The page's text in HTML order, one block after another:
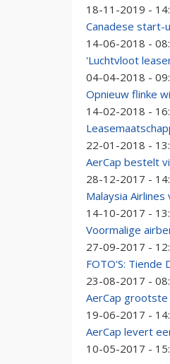
18-11-2019 -
Canadese start-
14-06-2018 -
'Luchtvloot
04-04-2018 -
Opnieuw flinke
14-02-2018 -
22-01-2018 -
AerCap bestelt
28-12-2017 -
Malaysia
14-10-2017 -
Voormalige
27-09-2017 -
FOTO'S: Tiende
23-08-2017 -
AerCap
19-06-2017 -
AerCap levert
10-05-2017 -